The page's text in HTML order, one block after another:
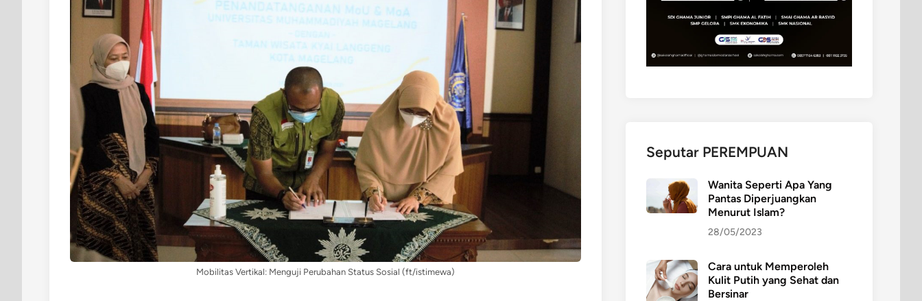
Mobilitas Vertikal: Menguji Perubahan Status Sosial (ft/istimewa)
Seputar PEREMPUAN
Wanita Seperti Apa Yang
Pantas Diperjuangkan
Menurut Islam?
28/05/2023
Cara untuk Memperoleh
Kulit Putih yang Sehat dan
Bersinar